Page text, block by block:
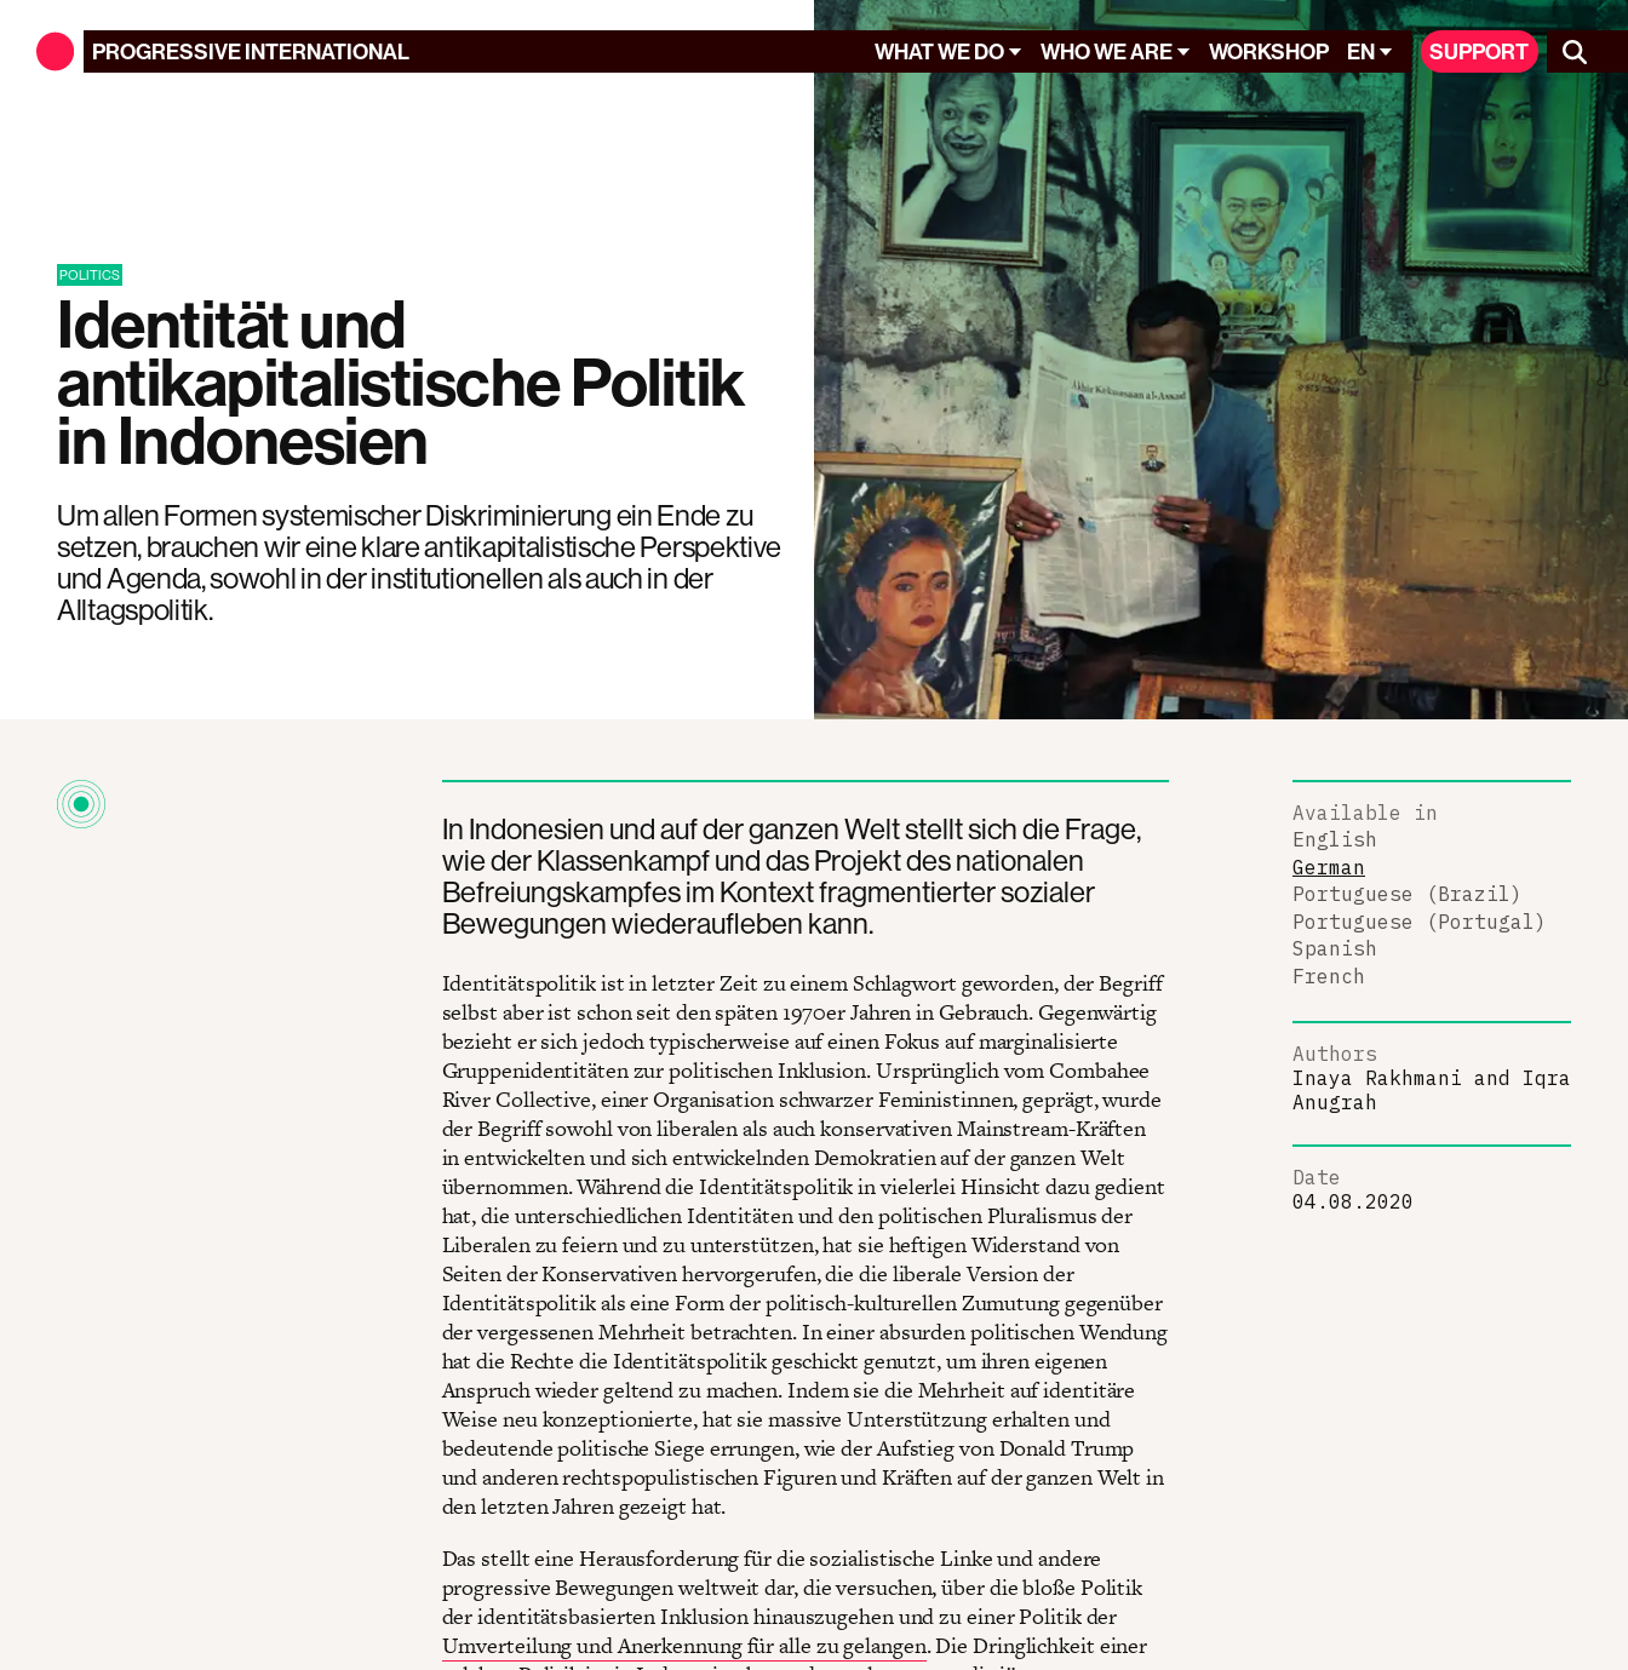
PROGRESSIVEINTERNATIONAL WHAT WE DO WHO WE ARE WORKSHOP EN SUPPORT
POLITICS
Identität und
antikapitalistische Politik
in Indonesien
Um allen Formen systemischer Diskriminierung ein Ende zu
setzen, brauchen wir eine klare antikapitalistische Perspektive
und Agenda, sowohl in der institutionellen als auch in der
Alltagspolitik.
In Indonesien und auf der ganzen Welt stellt sich die Frage,
wie der Klassenkampf und das Projekt des nationalen
Befreiungskampfes im Kontext fragmentierter sozialer
Bewegungen wiederaufleben kann.
Identitätspolitik ist in letzter Zeit zu einem Schlagwort geworden, der Begriff
selbst aber ist schon seit den späten 1970er Jahren in Gebrauch. Gegenwärtig
bezieht er sich jedoch typischerweise auf einen Fokus auf marginalisierte
Gruppenidentitäten zur politischen Inklusion. Ursprünglich vom Combahee
River Collective, einer Organisation schwarzer Feministinnen, geprägt, wurde
der Begriff sowohl von liberalen als auch konservativen Mainstream-Kräften
in entwickelten und sich entwickelnden Demokratien auf der ganzen Welt
übernommen. Während die Identitätspolitik in vielerlei Hinsicht dazu gedient
hat, die unterschiedlichen Identitäten und den politischen Pluralismus der
Liberalen zu feiern und zu unterstützen, hat sie heftigen Widerstand von
Seiten der Konservativen hervorgerufen, die die liberale Version der
Identitätspolitik als eine Form der politisch-kulturellen Zumutung gegenüber
der vergessenen Mehrheit betrachten. In einer absurden politischen Wendung
hat die Rechte die Identitätspolitik geschickt genutzt, um ihren eigenen
Anspruch wieder geltend zu machen. Indem sie die Mehrheit auf identitäre
Weise neu konzeptionierte, hat sie massive Unterstützung erhalten und
bedeutende politische Siege errungen, wie der Aufstieg von Donald Trump
und anderen rechtspopulistischen Figuren und Kräften auf der ganzen Welt in
den letzten Jahren gezeigt hat.
Das stellt eine Herausforderung für die sozialistische Linke und andere
progressive Bewegungen weltweit dar, die versuchen, über die bloße Politik
der identitätsbasierten Inklusion hinauszugehen und zu einer Politik der
Umverteilung und Anerkennung für alle zu gelangen. Die Dringlichkeit einer
Available in
English
German
Portuguese (Brazil)
Portuguese (Portugal)
Spanish
French
Authors
Inaya Rakhmani and Iqra
Anugrah
Date
04.08.2020